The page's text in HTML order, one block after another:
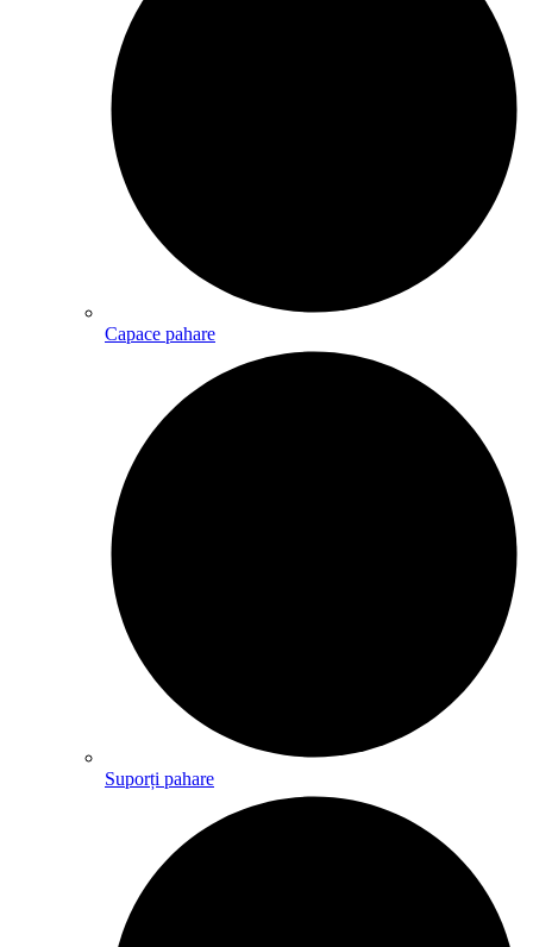
Capace pahare
Suporți pahare